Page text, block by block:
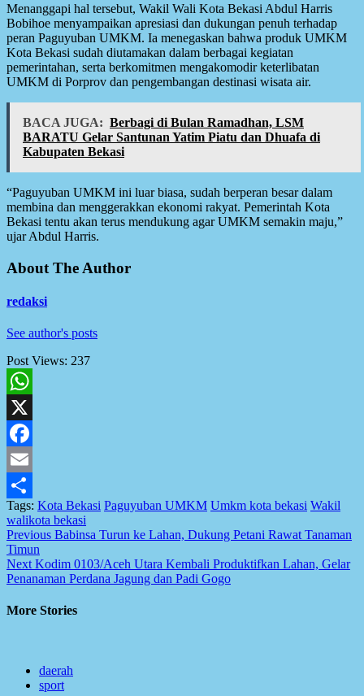
Menanggapi hal tersebut, Wakil Wali Kota Bekasi Abdul Harris
Bobihoe menyampaikan apresiasi dan dukungan penuh terhadap
peran Paguyuban UMKM. Ia menegaskan bahwa produk UMKM
Kota Bekasi sudah diutamakan dalam berbagai kegiatan
pemerintahan, serta berkomitmen mengakomodir keterlibatan
UMKM di Porprov dan pengembangan destinasi wisata air.
BACA JUGA: Berbagi di Bulan Ramadhan, LSM
BARATU Gelar Santunan Yatim Piatu dan Dhuafa di
Kabupaten Bekasi
“Paguyuban UMKM ini luar biasa, sudah berperan besar dalam
membina dan menggerakkan ekonomi rakyat. Pemerintah Kota
Bekasi tentu akan terus mendukung agar UMKM semakin maju,”
ujar Abdul Harris.
About The Author
redaksi
See author's posts
Post Views: 237
WhatsApp
X
Facebook
Email
Share
Tags: Kota Bekasi Paguyuban UMKM Umkm kota bekasi Wakil
walikota bekasi
Post
navigation
Previous Babinsa Turun ke Lahan, Dukung Petani Rawat Tanaman
Timun
Next Kodim 0103/Aceh Utara Kembali Produktifkan Lahan, Gelar
Penanaman Perdana Jagung dan Padi Gogo
More Stories
daerah
sport